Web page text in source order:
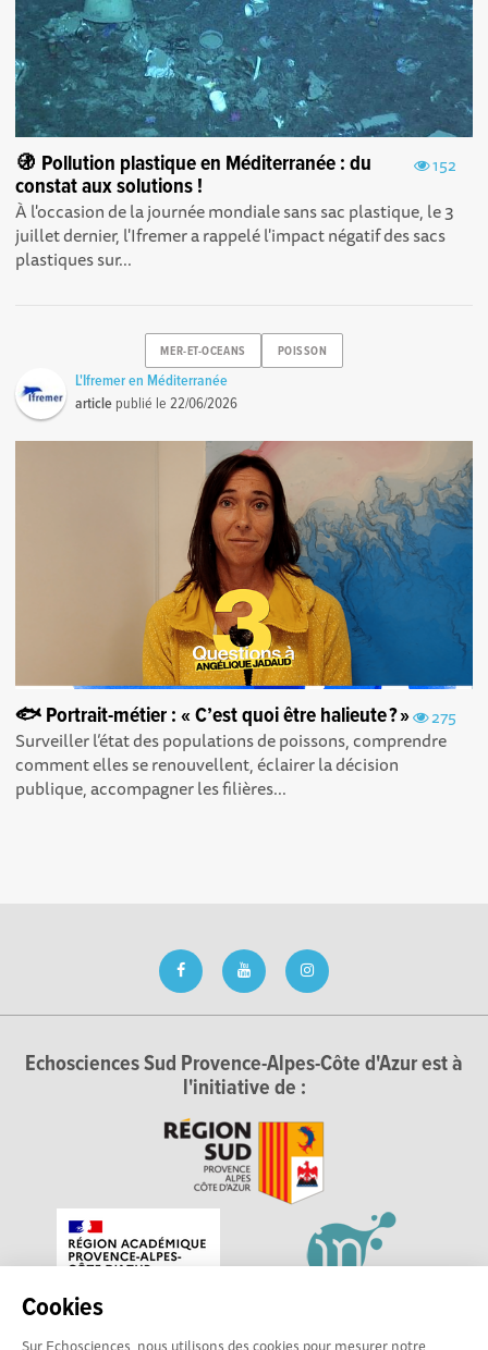
Cookies
Sur Echosciences, nous utilisons des cookies pour mesurer notre
152
🚯 Pollution plastique en Méditerranée : du
constat aux solutions !
À l'occasion de la journée mondiale sans sac plastique, le 3
juillet dernier, l'Ifremer a rappelé l'impact négatif des sacs
plastiques sur...
MER-ET-OCEANS POISSON
L'Ifremer en Méditerranée
article publié le22/06/2026
275
🐟 Portrait-métier : « C’est quoi être halieute ? »
Surveiller l’état des populations de poissons, comprendre
comment elles se renouvellent, éclairer la décision
publique, accompagner les filières...
Echosciences Sud Provence-Alpes-Côte d'Azur est à
l'initiative de :